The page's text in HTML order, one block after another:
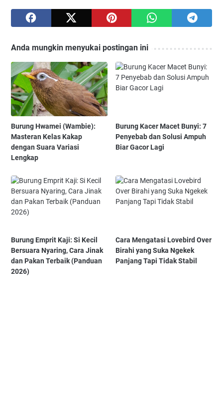
Anda mungkin menyukai postingan ini
Burung Hwamei (Wambie):
Masteran Kelas Kakap
dengan Suara Variasi
Lengkap
Burung Kacer Macet Bunyi: 7
Penyebab dan Solusi Ampuh
Biar Gacor Lagi
Burung Emprit Kaji: Si Kecil
Bersuara Nyaring, Cara Jinak
dan Pakan Terbaik (Panduan
2026)
Cara Mengatasi Lovebird Over
Birahi yang Suka Ngekek
Panjang Tapi Tidak Stabil